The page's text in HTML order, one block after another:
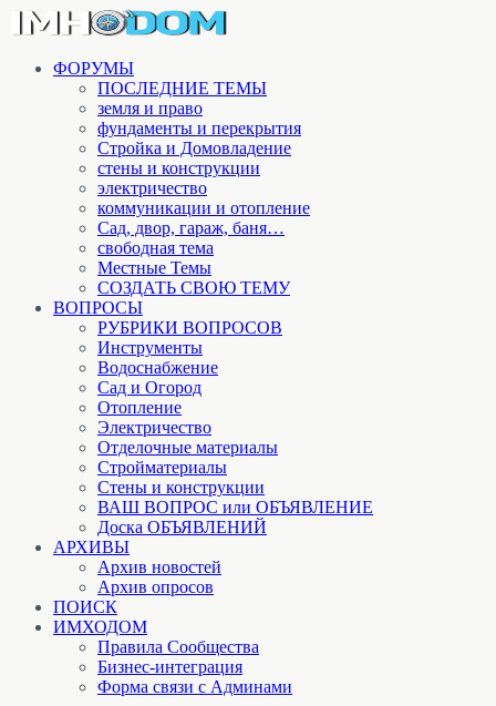
ФОРУМЫ
ПОСЛЕДНИЕ ТЕМЫ
земля и право
фундаменты и перекрытия
Стройка и Домовладение
стены и конструкции
электричество
коммуникации и отопление
Cад, двор, гараж, баня…
свободная тема
Местные Темы
СОЗДАТЬ СВОЮ ТЕМУ
ВОПРОСЫ
РУБРИКИ ВОПРОСОВ
Инструменты
Водоснабжение
Сад и Огород
Отопление
Электричество
Отделочные материалы
Стройматериалы
Стены и конструкции
ВАШ ВОПРОС или ОБЪЯВЛЕНИЕ
Доска ОБЪЯВЛЕНИЙ
АРХИВЫ
Архив новостей
Архив опросов
ПОИСК
ИМХОДОМ
Правила Сообщества
Бизнес-интеграция
Форма связи с Админами